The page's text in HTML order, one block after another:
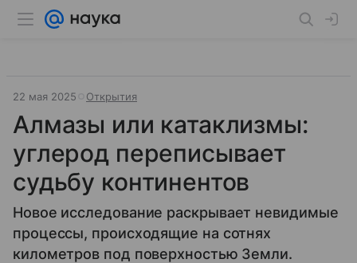
22 мая 2025 Открытия
Алмазы или катаклизмы:
углерод переписывает
судьбу континентов
Новое исследование раскрывает невидимые
процессы, происходящие на сотнях
километров под поверхностью Земли.